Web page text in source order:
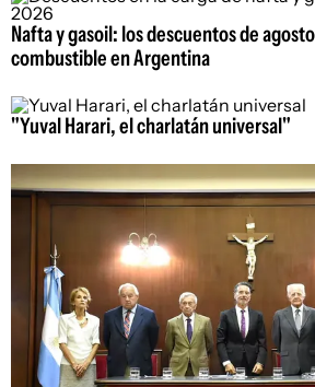
Nafta y gasoil: los descuentos de
combustible en Argentina
"Yuval Harari, el charlatán universal"